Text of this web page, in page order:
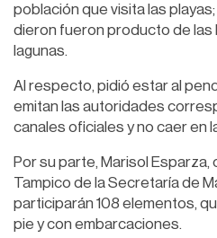
población que visita las
dieron fueron producto de las
lagunas.
Al respecto, pidió estar al
emitan las autoridades
canales oficiales y no caer en
Por su parte, Marisol
Tampico de la Secretaría de
participarán 108 elementos,
pie y con embarcaciones.